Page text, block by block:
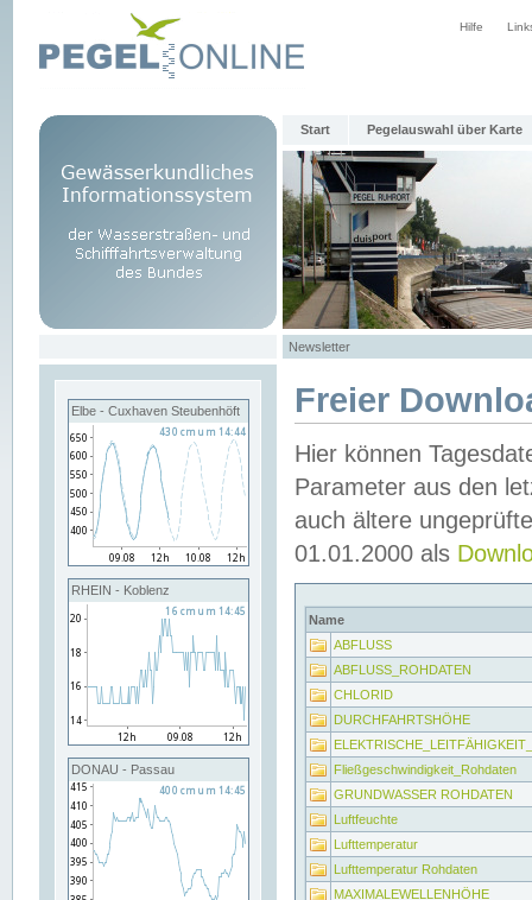
Hilfe
Start Pegelauswahl über Karte
Newsletter
Elbe - Cuxhaven Steubenhöft
RHEIN - Koblenz
DONAU - Passau
Freier
Hier können
Parameter aus den
auch ältere
01.01.2000 als
Name
ABFLUSS
ABFLUSS_ROHDATEN
CHLORID
DURCHFAHRTSHÖHE
Fließgeschwindigkeit_Rohdaten
GRUNDWASSER ROHDATEN
Luftfeuchte
Lufttemperatur
Lufttemperatur Rohdaten
MAXIMALEWELLENHÖHE